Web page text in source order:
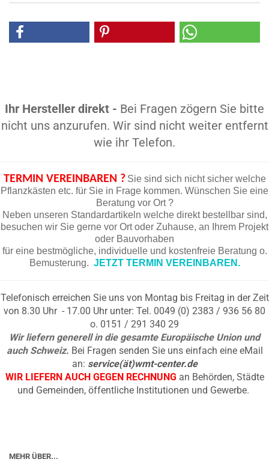
Ihr Hersteller direkt - Bei Fragen zögern Sie bitte
nicht uns anzurufen. Wir sind nicht weiter entfernt
wie ihr Telefon.
TERMIN VEREINBAREN ? Sie sind sich nicht sicher welche
Pflanzkästen etc. für Sie in Frage kommen. Wünschen Sie eine
Beratung vor Ort ?
Neben unseren Standardartikeln welche direkt bestellbar sind,
besuchen wir Sie gerne vor Ort oder Zuhause, an Ihrem Projekt
oder Bauvorhaben
für eine bestmögliche, individuelle und kostenfreie Beratung o.
Bemusterung. JETZT TERMIN VEREINBAREN.
Telefonisch erreichen Sie uns von Montag bis Freitag in der Zeit
von 8.30 Uhr - 17.00 Uhr unter: Tel. 0049 (0) 2383 / 936 56 80
o. 0151 / 291 340 29
Wir liefern generell in die gesamte Europäische Union und
auch Schweiz. Bei Fragen senden Sie uns einfach eine eMail
an: service(ät)wmt-center.de
WIR LIEFERN AUCH GEGEN RECHNUNG an Behörden, Städte
und Gemeinden, öffentliche Institutionen und Gewerbe.
MEHR ÜBER...